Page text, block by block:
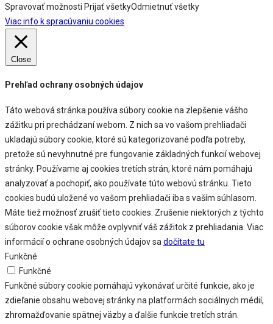
Spravovať možnosti Prijať všetkyOdmietnuť všetky
Viac info k spracúvaniu cookies
Close
Prehľad ochrany osobných údajov
Táto webová stránka používa súbory cookie na zlepšenie vášho
zážitku pri prechádzaní webom. Z nich sa vo vašom prehliadači
ukladajú súbory cookie, ktoré sú kategorizované podľa potreby,
pretože sú nevyhnutné pre fungovanie základných funkcií webovej
stránky. Používame aj cookies tretích strán, ktoré nám pomáhajú
analyzovať a pochopiť, ako používate túto webovú stránku. Tieto
cookies budú uložené vo vašom prehliadači iba s vaším súhlasom.
Máte tiež možnosť zrušiť tieto cookies. Zrušenie niektorých z týchto
súborov cookie však môže ovplyvniť váš zážitok z prehliadania. Viac
informácií o ochrane osobných údajov sadočítate tu
Funkčné
Funkčné
Funkčné súbory cookie pomáhajú vykonávať určité funkcie, ako je
zdieľanie obsahu webovej stránky na platformách sociálnych médií,
zhromažďovanie spätnej väzby a ďalšie funkcie tretích strán.